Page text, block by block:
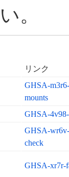
。
リンク
GHSA-
mounts
GHSA-4v98-
GHSA-wr6v-
check
GHSA-xr7r-